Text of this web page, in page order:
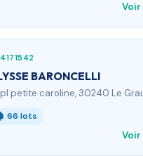
Voir
BARONCELLI
pl petite caroline, 30240 Le
66 lots
Voir